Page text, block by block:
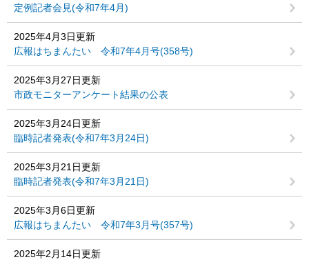
定例記者会見(令和7年4月)
2025年4月3日更新
広報はちまんたい 令和7年4月号(358号)
2025年3月27日更新
市政モニターアンケート結果の公表
2025年3月24日更新
臨時記者発表(令和7年3月24日)
2025年3月21日更新
臨時記者発表(令和7年3月21日)
2025年3月6日更新
広報はちまんたい 令和7年3月号(357号)
2025年2月14日更新